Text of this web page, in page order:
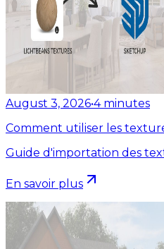
August 3, 2026•4 minutes
Comment utiliser les
Guide d'importation des
En savoir plus